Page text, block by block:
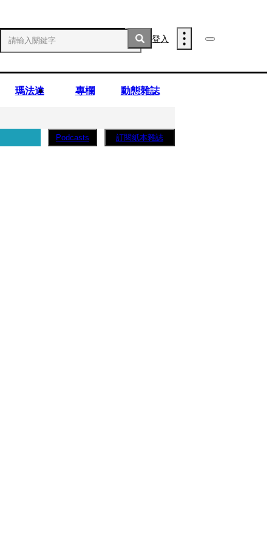
登入
瑪法達 專欄 動態雜誌
Podcasts 訂閱紙本雜誌